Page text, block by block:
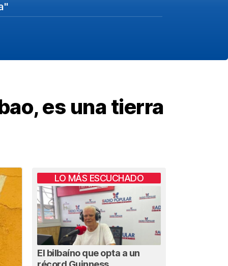
es una tierra
LO MÁS ESCUCHADO
El bilbaíno que opta a un